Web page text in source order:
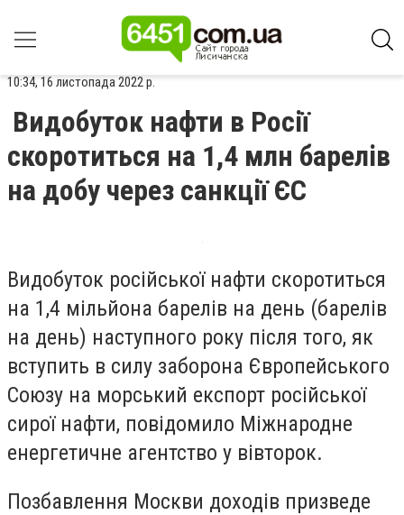
10:34, 16 листопада 2022 р.
Видобуток нафти в Росії
скоротиться на 1,4 млн барелів
на добу через санкції ЄС
Видобуток російської нафти скоротиться
на 1,4 мільйона барелів на день (барелів
на день) наступного року після того, як
вступить в силу заборона Європейського
Союзу на морський експорт російської
сирої нафти, повідомило Міжнародне
енергетичне агентство у вівторок.
Позбавлення Москви доходів призведе